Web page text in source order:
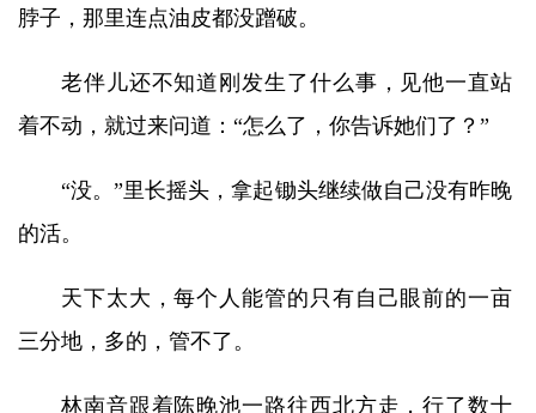
脖子，那里连点油皮都没蹭破。
老伴儿还不知道刚发生了什么事，见他一直站
着不动，就过来问道：“怎么了，你告诉她们了？”
“没。”里长摇头，拿起锄头继续做自己没有昨晚
的活。
天下太大，每个人能管的只有自己眼前的一亩
三分地，多的，管不了。
林南音跟着陈晚池一路往西北方走，行了数十